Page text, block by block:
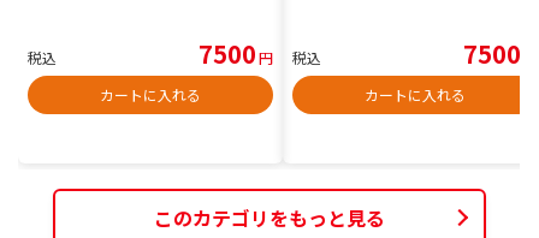
税込 7500円
カートに入れる
税込 7500
カートに入れる
このカテゴリをもっと見る